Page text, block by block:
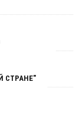
СТРАНЕ"